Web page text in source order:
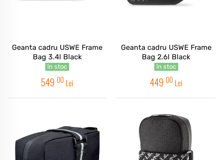
Geanta cadru USWE Frame
Bag 3.4l Black
în stoc
549 00 Lei
Geanta cadru USWE Frame
Bag 2.6l Black
în stoc
449 00 Lei